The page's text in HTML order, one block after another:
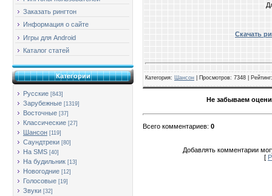
Заказать рингтон
Информация о сайте
Игры для Android
Каталог статей
Категории
Русские [843]
Зарубежные [1319]
Восточные [37]
Классические [27]
Шансон [119]
Саундтреки [80]
На SMS [40]
На будильник [13]
Новогодние [12]
Голосовые [19]
Звуки [32]
Скачать
Категория: Шансон Просмотров: 7348 | Рейтинг
Не забываем
Всего комментариев: 0
Добавлять комментарии
[